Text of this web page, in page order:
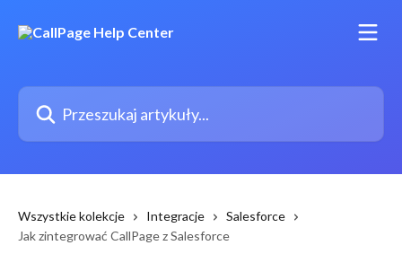
Przeszukaj artykuły...
Wszystkie kolekcje Integracje
Salesforce
Jak zintegrować CallPage z Salesforce